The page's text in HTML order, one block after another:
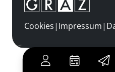
Cookies| Impressum|